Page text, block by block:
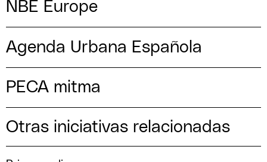
NBE Europe
Agenda Urbana Española
PECA mitma
Otras iniciativas relacionadas